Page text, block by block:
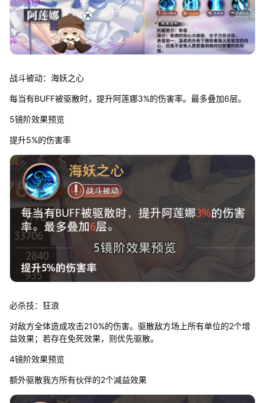
战斗被动：海妖之心
每当有BUFF被驱散时，提升阿莲娜3%的伤害率。最多叠加6层。
5镜阶效果预览
提升5%的伤害率
必杀技：狂浪
对敌方全体造成攻击210%的伤害。驱散敌方场上所有单位的2个增
益效果；若存在免死效果，则优先驱散。
4镜阶效果预览
额外驱散我方所有伙伴的2个减益效果